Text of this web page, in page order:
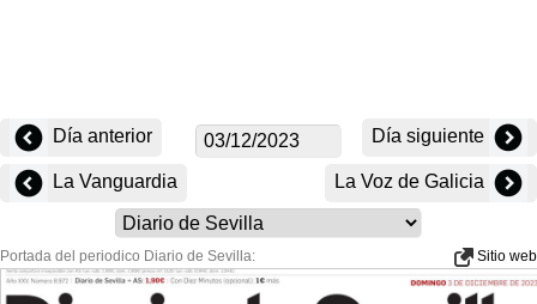
Día anterior Día siguiente
La Vanguardia La Voz de Galicia
Portada del periodico Diario de Sevilla: Sitio web